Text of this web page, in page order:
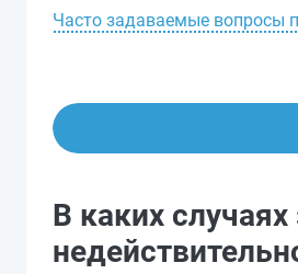
Часто задаваемые вопросы
В каких